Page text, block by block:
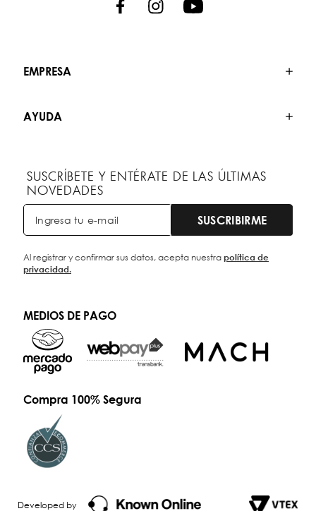
EMPRESA
AYUDA
SUSCRÍBETE Y ENTÉRATE DE LAS ÚLTIMAS
NOVEDADES
SUSCRIBIRME
Al registrar y confirmar sus datos, acepta nuestrapolítica de
privacidad.
MEDIOS DE PAGO
Compra 100% Segura
Developed by